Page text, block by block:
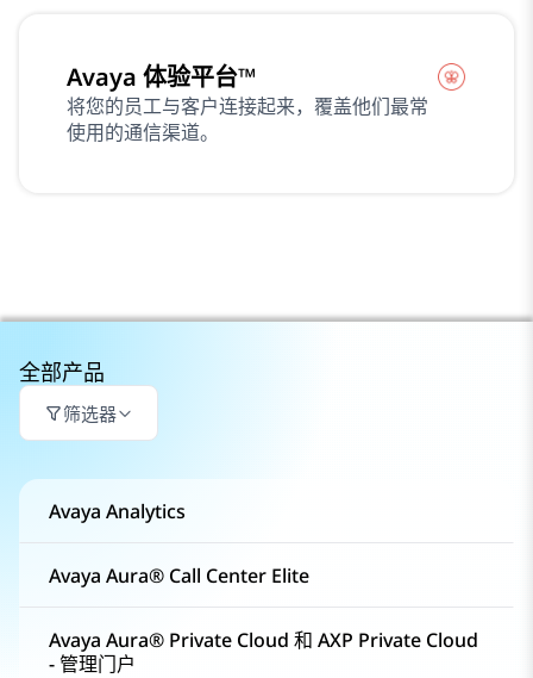
Avaya 体验平台™
将您的员工与客户连接起来，覆盖他们最常
使用的通信渠道。
全部产品
筛选器
Avaya Analytics
Avaya Aura® Call Center Elite
Avaya Aura® Private Cloud 和 AXP Private Cloud
- 管理门户